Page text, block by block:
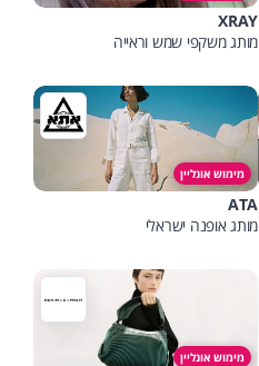
XRAY
מותג משקפי שמש וראייה
מימוש אונליין
ATA
מותג אופנה ישראלי
מימוש אונליין